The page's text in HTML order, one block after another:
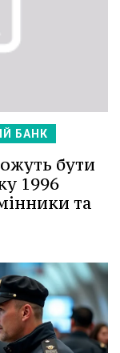
БАНК
бути
1996
та